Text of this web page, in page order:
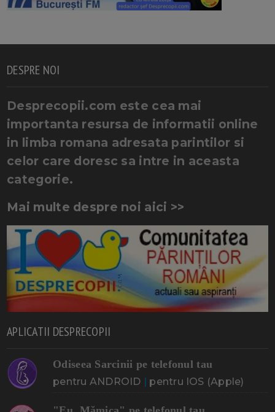
DESPRE NOI
Desprecopii.com este cea mai
importanta resursa de informatii online
in limba romana adresata parintilor si
celor care doresc sa intre in aceasta
categorie.
Mai multe despre noi aici >>
APLICATII DESPRECOPII
Odiseea Sarcinii pe telefonul tau
pentru ANDROID | pentru IOS (Apple)